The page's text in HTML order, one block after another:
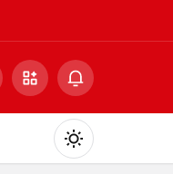
Mod
değiştir